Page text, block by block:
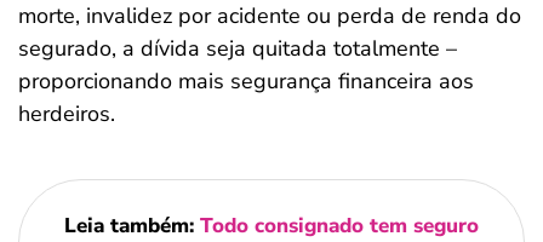
morte, invalidez por acidente ou perda de renda do
segurado, a dívida seja quitada totalmente –
proporcionando mais segurança financeira aos
herdeiros.
Leia também: Todo consignado tem seguro